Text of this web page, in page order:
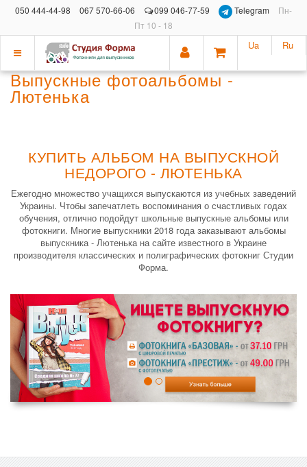
050 444-44-98 067 570-66-06 099 046-77-59 Telegram
Пн-
Пт 10 - 18
Показать
меню
Ua Ru
Выпускные фотоальбомы -
Лютенька
КУПИТЬ АЛЬБОМ НА ВЫПУСКНОЙ
НЕДОРОГО - ЛЮТЕНЬКА
Ежегодно множество учащихся выпускаются из учебных заведений
Украины. Чтобы запечатлеть воспоминания о счастливых годах
обучения, отлично подойдут школьные выпускные альбомы или
фотокниги. Многие выпускники 2018 года заказывают альбомы
выпускника - Лютенька на сайте известного в Украине
производителя классических и полиграфических фотокниг Студии
Форма.